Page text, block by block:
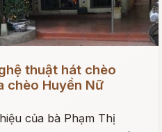
thuật hát chèo
chèo Huyền Nữ
của bà Phạm Thị